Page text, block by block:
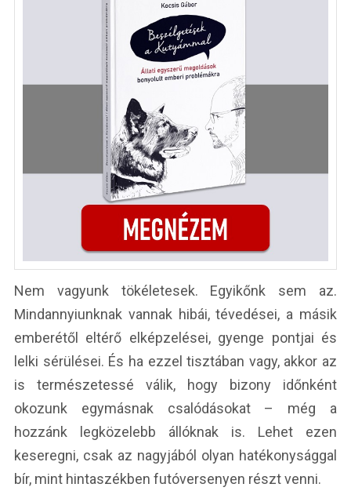
Nem vagyunk tökéletesek. Egyikőnk sem az.
Mindannyiunknak vannak hibái, tévedései, a másik
emberétől eltérő elképzelései, gyenge pontjai és
lelki sérülései. És ha ezzel tisztában vagy, akkor az
is természetessé válik, hogy bizony időnként
okozunk egymásnak csalódásokat – még a
hozzánk legközelebb állóknak is. Lehet ezen
keseregni, csak az nagyjából olyan hatékonysággal
bír, mint hintaszékben futóversenyen részt venni.